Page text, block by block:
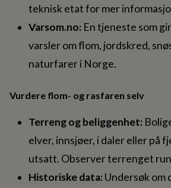
teknisk etat for mer
Varsom.no: En tjeneste som
varsler om flom, jordskred,
naturfarer i Norge.
Vurdere flom- og rasfaren selv
Terreng og beliggenhet:
elver, innsjøer, i daler eller på
utsatt. Observer terrenget
Historiske data:Undersøk om